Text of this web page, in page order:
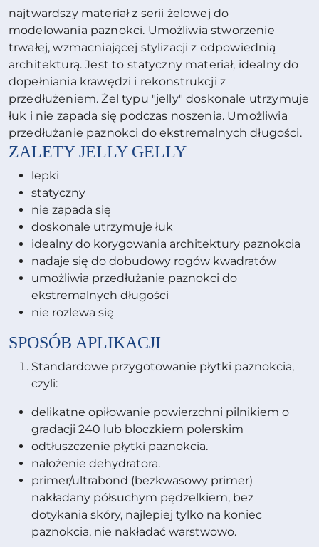
najtwardszy materiał z serii żelowej do
modelowania paznokci. Umożliwia stworzenie
trwałej, wzmacniającej stylizacji z odpowiednią
architekturą. Jest to statyczny materiał, idealny do
dopełniania krawędzi i rekonstrukcji z
przedłużeniem. Żel typu "jelly" doskonale utrzymuje
łuk i nie zapada się podczas noszenia. Umożliwia
przedłużanie paznokci do ekstremalnych długości.
ZALETYJELLY GELLY
lepki
statyczny
nie zapada się
doskonale utrzymuje łuk
idealny do korygowania architektury paznokcia
nadaje się do dobudowy rogów kwadratów
umożliwia przedłużanie paznokci do
ekstremalnych długości
nie rozlewa się
SPOSÓB APLIKACJI
Standardowe przygotowanie płytki paznokcia,
czyli:
delikatne opiłowanie powierzchni pilnikiem o
gradacji 240 lub bloczkiem polerskim
odtłuszczenie płytki paznokcia.
nałożenie dehydratora.
primer/ultrabond (bezkwasowy primer)
nakładany półsuchym pędzelkiem, bez
dotykania skóry, najlepiej tylko na koniec
paznokcia, nie nakładać warstwowo.